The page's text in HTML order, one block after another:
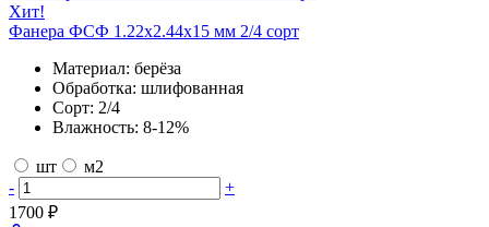
Хит!
Фанера ФСФ 1.22х2.44х15 мм 2/4 сорт
Материал: берёза
Обработка: шлифованная
Сорт: 2/4
Влажность: 8-12%
шт
м2
-
+
1700 ₽